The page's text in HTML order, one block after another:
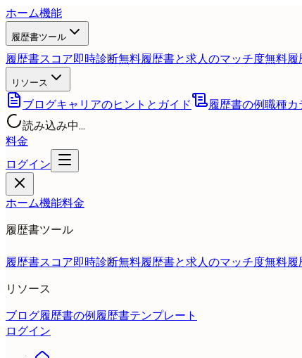
ホーム機能
履歴書ツール
履歴書スコア即時診断無料履歴書と求人のマッチ度無料履
リソース
ブログキャリアのヒントとガイド 履歴書の例職種カ
読み込み中...
料金
ログイン
ホーム機能料金
履歴書ツール
履歴書スコア即時診断無料履歴書と求人のマッチ度無料履
リソース
ブログ履歴書の例履歴書テンプレート
ログイン